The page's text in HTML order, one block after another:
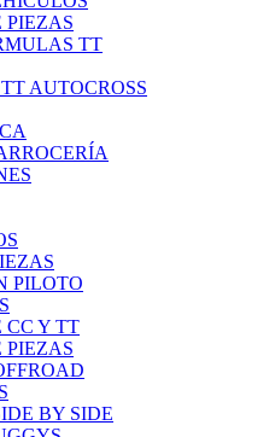
PIEZAS
TT
AUTOCROSS
PILOTO
CC Y TT
PIEZAS
BY SIDE